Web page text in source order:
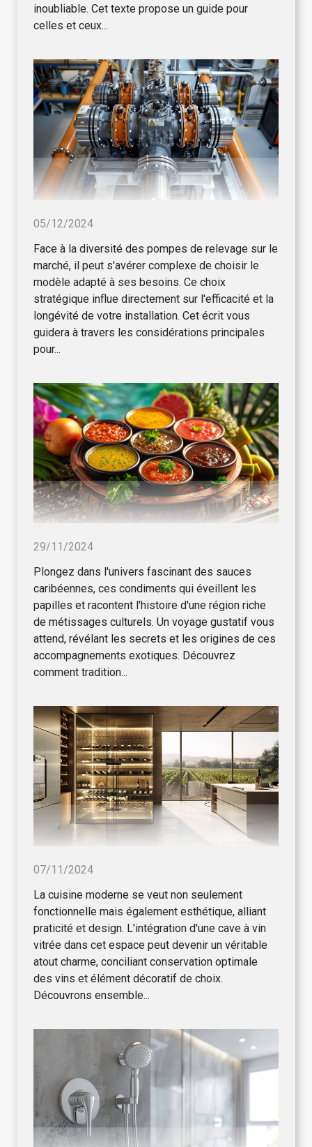
inoubliable. Cet texte propose un guide pour
celles et ceux...
05/12/2024
Face à la diversité des pompes de relevage sur le
marché, il peut s'avérer complexe de choisir le
modèle adapté à ses besoins. Ce choix
stratégique influe directement sur l'efficacité et la
longévité de votre installation. Cet écrit vous
guidera à travers les considérations principales
pour...
29/11/2024
Plongez dans l'univers fascinant des sauces
caribéennes, ces condiments qui éveillent les
papilles et racontent l'histoire d'une région riche
de métissages culturels. Un voyage gustatif vous
attend, révélant les secrets et les origines de ces
accompagnements exotiques. Découvrez
comment tradition...
07/11/2024
La cuisine moderne se veut non seulement
fonctionnelle mais également esthétique, alliant
praticité et design. L'intégration d'une cave à vin
vitrée dans cet espace peut devenir un véritable
atout charme, conciliant conservation optimale
des vins et élément décoratif de choix.
Découvrons ensemble...